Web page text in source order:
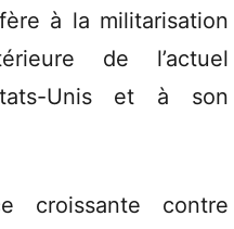
à la militarisation
de l’actuel
Unis et à son
croissante contre